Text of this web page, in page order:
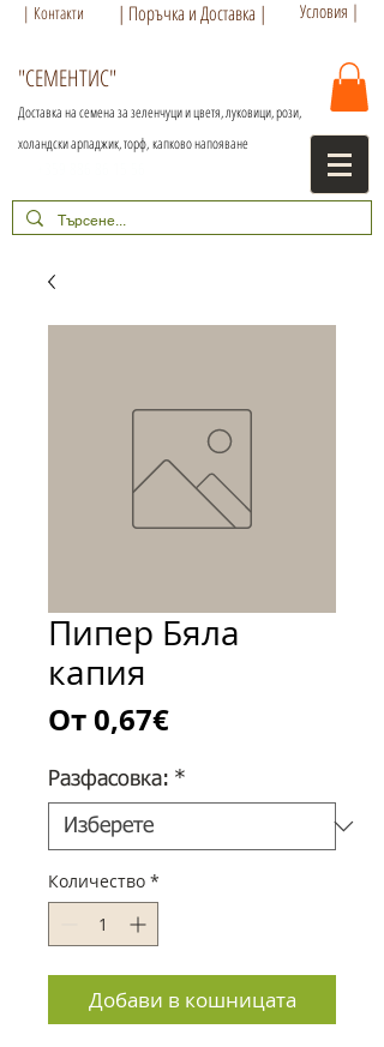
| Контакти | Поръчка и Доставка | Условия |
"СЕМЕНТИС"
Доставка на семена за зеленчуци и цветя, луковици, рози,
холандски арпаджик, торф,капково напояване
Пипер Бяла
капия
От0,67€Продажна
Разфасовка: *
Количество *
Добави в кошницата